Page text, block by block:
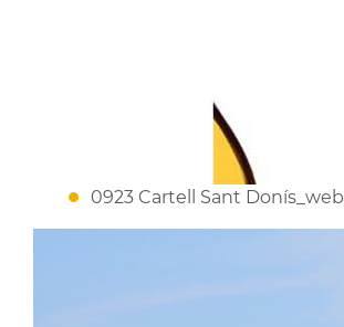
0923 Cartell Sant Donís_web